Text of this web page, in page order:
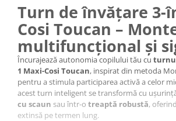
Turn de învățare 3-
Cosi Toucan –
multifuncțional și
Încurajează autonomia copilului tău cu
1 Maxi-Cosi Toucan, inspirat din metoda
pentru a stimula participarea activă a celor
acest turn inteligent se transformă cu
cu scaun sau într-o treaptă robustă,
extinsă pe termen lung.